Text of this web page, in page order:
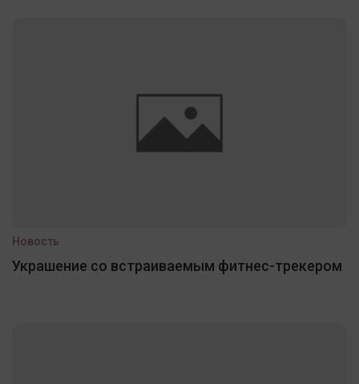
Новость
Украшение со встраиваемым фитнес-трекером